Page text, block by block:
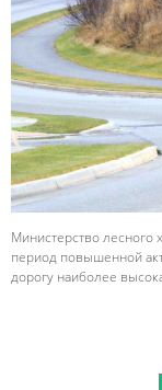
Министерство лесного
период повышенной
дорогу наиболее